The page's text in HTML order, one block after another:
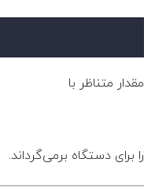
مقدار متناظر با
را برای دستگاه برمی‌گرداند.